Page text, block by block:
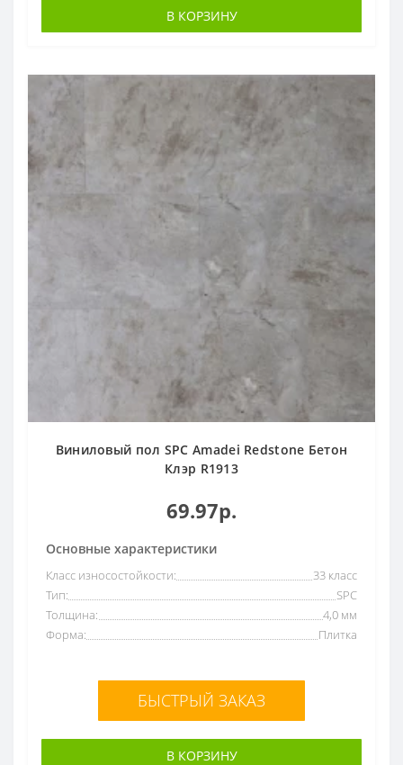
В КОРЗИНУ
Виниловый пол SPC Amadei Redstone Бетон
Клэр R1913
69.97р.
Основные характеристики
Класс износостойкости:
33 класс
Тип:
SPC
Толщина:
4,0 мм
Форма:
Плитка
БЫСТРЫЙ ЗАКАЗ
В КОРЗИНУ